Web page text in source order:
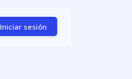
Iniciar sesión